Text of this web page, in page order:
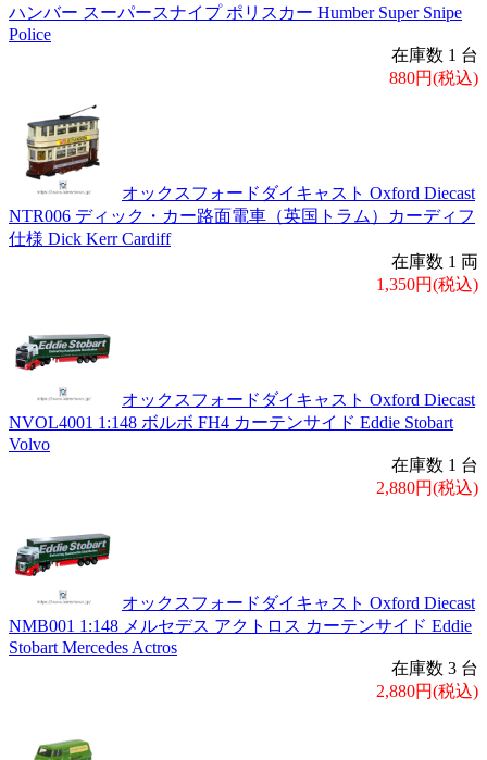
ハンバー スーパースナイプ ポリスカー Humber Super Snipe
Police
在庫数 1 台
880円(税込)
オックスフォードダイキャスト Oxford Diecast
NTR006 ディック・カー路面電車（英国トラム）カーディフ
仕様 Dick Kerr Cardiff
在庫数 1 両
1,350円(税込)
オックスフォードダイキャスト Oxford Diecast
NVOL4001 1:148 ボルボ FH4 カーテンサイド Eddie Stobart
Volvo
在庫数 1 台
2,880円(税込)
オックスフォードダイキャスト Oxford Diecast
NMB001 1:148 メルセデス アクトロス カーテンサイド Eddie
Stobart Mercedes Actros
在庫数 3 台
2,880円(税込)